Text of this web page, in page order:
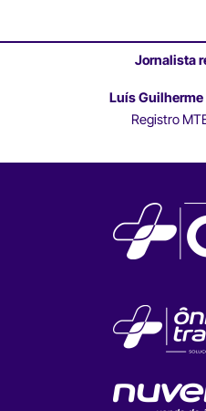
Jornalista
Luís Guilherme
Registro